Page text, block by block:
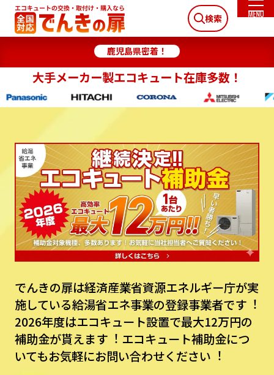
検索
鹿児島県密着！
大手メーカー製エコキュート在庫多数！
でんきの扉は経済産業省資源エネルギー庁が実
施している給湯省エネ事業の登録事業者です︕
2026年度はエコキュート設置で最⼤12万円の
補助⾦が貰えます︕ エコキュート補助⾦につ
いてもお気軽にお問い合わせください︕